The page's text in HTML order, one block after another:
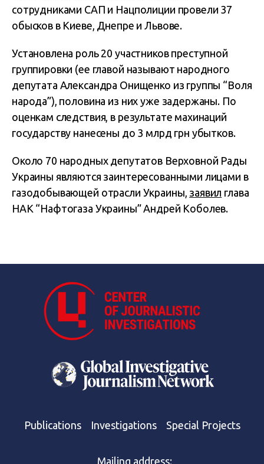
сотрудниками САП и Нацполиции провели 37
обысков в Киеве, Днепре и Львове.
Установлена роль 20 участников преступной
группировки (ее главой называют народного
депутата Александра Онищенко из группы “Воля
народа”), половина из них уже задержаны. По
оценкам следствия, в результате махинаций
государству нанесены до 3 млрд грн убытков.
Около 70 народных депутатов Верховной Рады
Украины являются заинтересованными лицами в
газодобывающей отрасли Украины, заявил глава
НАК “Нафтогаза Украины” Андрей Коболев.
Publications Investigations Special Projects
Mailing address: